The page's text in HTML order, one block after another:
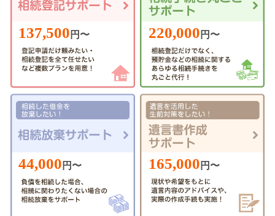
137,500 円〜 220,000 円〜
44,000 円〜 165,000 円〜